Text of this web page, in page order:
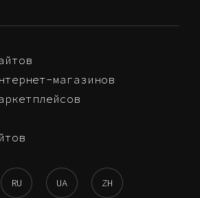
магазинов
RU UA ZH